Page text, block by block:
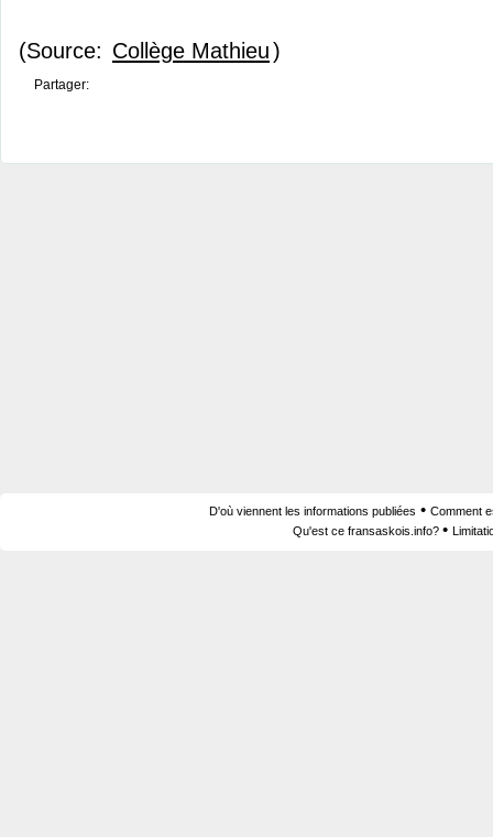
(Source: Collège Mathieu)
Partager:
D'où viennent les informations publiées • Comment
Qu'est ce fransaskois.info? •